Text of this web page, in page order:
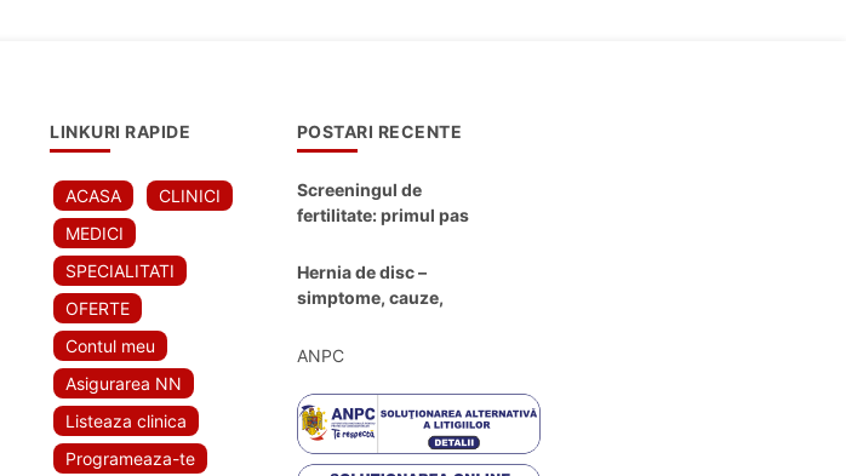
LINKURI RAPIDE
ACASA
CLINICI
MEDICI
SPECIALITATI
OFERTE
Contul meu
Asigurarea NN
Listeaza clinica
Programeaza-te
POSTARI RECENTE
Screeningul de
fertilitate: primul pas
Hernia de disc –
simptome, cauze,
moderne de
ANPC